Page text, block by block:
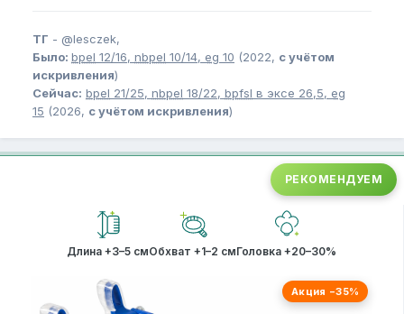
ТГ - @lesczek,
Было: bpel 12/16, nbpel 10/14, eg 10 (2022, с учётом
искривления)
Сейчас: bpel 21/25, nbpel 18/22, bpfsl в эксе 26,5, eg
15 (2026, с учётом искривления)
РЕКОМЕНДУЕМ
Длина +3–5 смОбхват +1–2 смГоловка +20–30%
Акция −35%